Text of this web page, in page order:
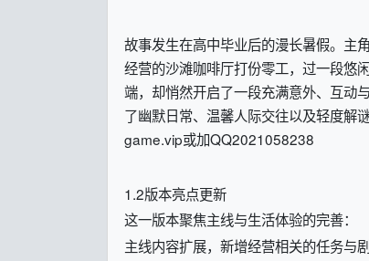
故事发生在高中毕业后的漫长暑假。主
经营的沙滩咖啡厅打份零工，过一段悠
端，却悄然开启了一段充满意外、互动
了幽默日常、温馨人际交往以及轻度解
game.vip或加QQ2021058238
1.2版本亮点更新
这一版本聚焦主线与生活体验的完善：
主线内容扩展，新增经营相关的任务与剧